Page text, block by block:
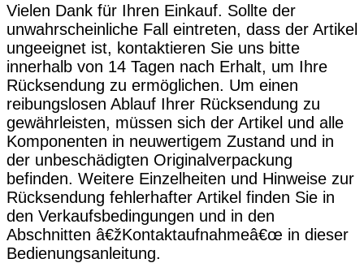
Vielen Dank für Ihren Einkauf. Sollte der
unwahrscheinliche Fall eintreten, dass der Artikel
ungeeignet ist, kontaktieren Sie uns bitte
innerhalb von 14 Tagen nach Erhalt, um Ihre
Rücksendung zu ermöglichen. Um einen
reibungslosen Ablauf Ihrer Rücksendung zu
gewährleisten, müssen sich der Artikel und alle
Komponenten in neuwertigem Zustand und in
der unbeschädigten Originalverpackung
befinden. Weitere Einzelheiten und Hinweise zur
Rücksendung fehlerhafter Artikel finden Sie in
den Verkaufsbedingungen und in den
Abschnitten â€žKontaktaufnahmeâ€œ in dieser
Bedienungsanleitung.